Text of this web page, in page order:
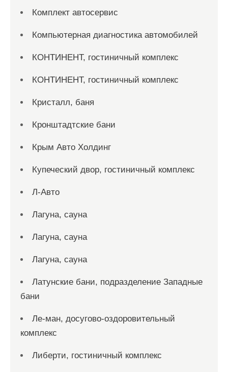
Комплект автосервис
Компьютерная диагностика автомобилей
КОНТИНЕНТ, гостиничный комплекс
КОНТИНЕНТ, гостиничный комплекс
Кристалл, баня
Кронштадтские бани
Крым Авто Холдинг
Купеческий двор, гостиничный комплекс
Л-Авто
Лагуна, сауна
Лагуна, сауна
Лагуна, сауна
Латунские бани, подразделение Западные
бани
Ле-ман, досугово-оздоровительный
комплекс
Либерти, гостиничный комплекс